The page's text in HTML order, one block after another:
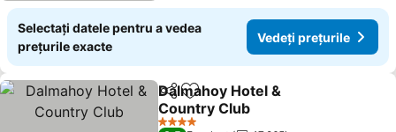
Selectați datele pentru a vedea
prețurile exacte
Vedeți prețurile
DistribuițiAdăugaţi la favorite
Dalmahoy Hotel &
Country Club
4 Stele